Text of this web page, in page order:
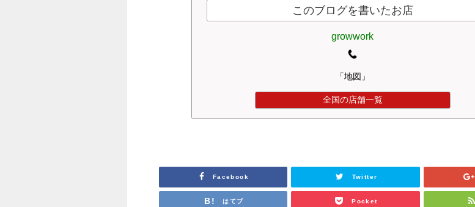
このブログを書いたお店
growwork
「地図」
全国の店舗一覧
Facebook Twitter
はてブ Pocket